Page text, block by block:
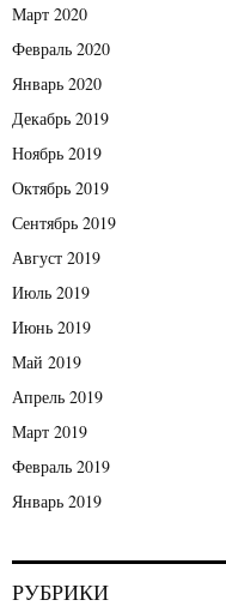
Март 2020
Февраль 2020
Январь 2020
Декабрь 2019
Ноябрь 2019
Октябрь 2019
Сентябрь 2019
Август 2019
Июль 2019
Июнь 2019
Май 2019
Апрель 2019
Март 2019
Февраль 2019
Январь 2019
РУБРИКИ